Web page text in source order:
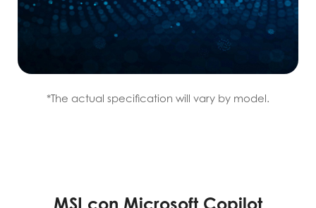
*The actual specification will vary by model.
MSI con Microsoft Copilot